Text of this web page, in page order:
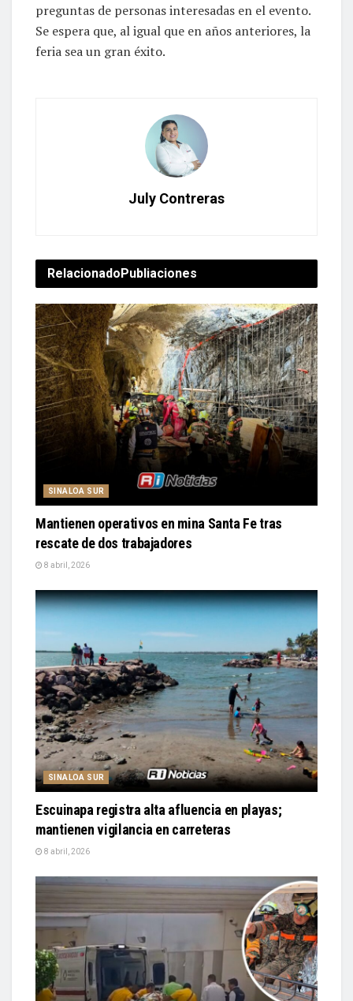
preguntas de personas interesadas en el evento.
Se espera que, al igual que en años anteriores, la
feria sea un gran éxito.
July Contreras
RelacionadoPubliaciones
SINALOA SUR
Mantienen operativos en mina Santa Fe tras
rescate de dos trabajadores
8 abril, 2026
SINALOA SUR
Escuinapa registra alta afluencia en playas;
mantienen vigilancia en carreteras
8 abril, 2026